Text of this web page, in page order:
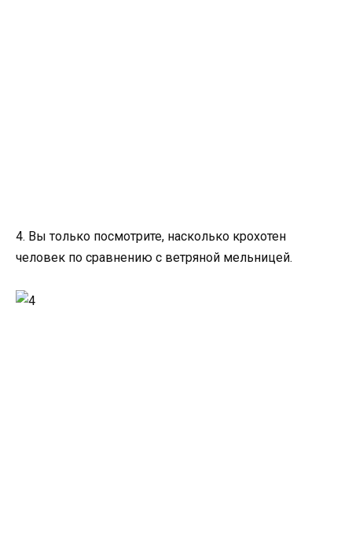
4. Вы только посмотрите, насколько крохотен
человек по сравнению с ветряной мельницей.